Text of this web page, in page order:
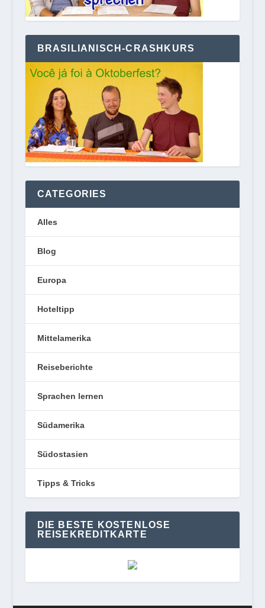
BRASILIANISCH-CRASHKURS
CATEGORIES
Alles
Blog
Europa
Hoteltipp
Mittelamerika
Reiseberichte
Sprachen lernen
Südamerika
Südostasien
Tipps & Tricks
DIE BESTE KOSTENLOSE
REISEKREDITKARTE